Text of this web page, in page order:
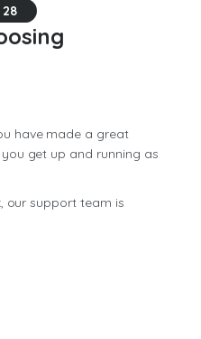
have made a great
get up and running as
our support team is